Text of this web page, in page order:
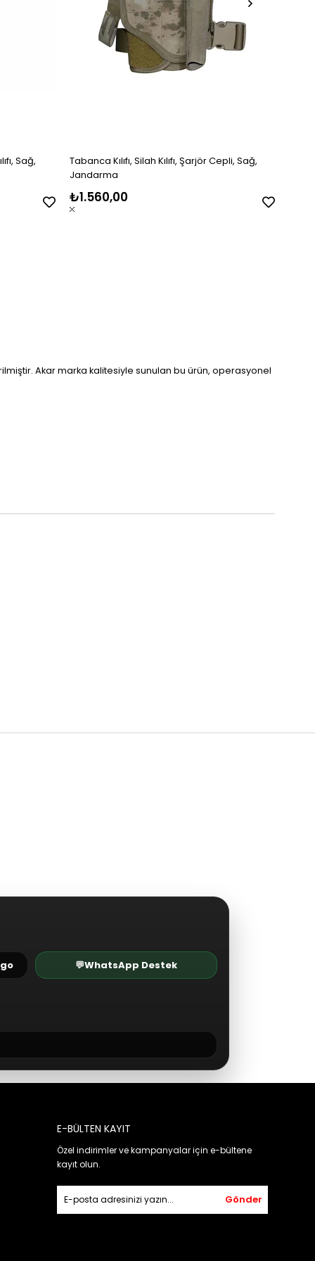
Sağ,
Tabanca Kılıfı, Silah Kılıfı, Şarjör Cepli, Sağ,
Jandarma
₺1.560,00
Akar marka kalitesiyle sunulan bu ürün, operasyonel
💬WhatsApp Destek
E-BÜLTEN KAYIT
Özel indirimler ve kampanyalar için e-bültene
kayıt olun.
Gönder